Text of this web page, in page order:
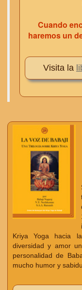
Cuando
haremos un
Visita la
Kriya Yoga hacia
diversidad y amor
personalidad de
mucho humor y